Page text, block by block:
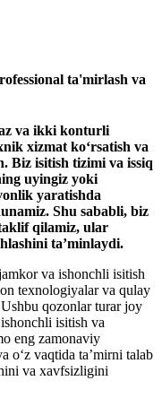
ta'mirlash va
va ikki konturli
xizmat ko‘rsatish va
Biz isitish tizimi va issiq
uyingiz yoki
yaratishda
Shu sababli, biz
qilamiz, ular
ta’minlaydi.
va ishonchli isitish
texnologiyalar va qulay
qozonlar turar joy
isitish va
eng zamonaviy
o‘z vaqtida ta’mirni talab
va xavfsizligini